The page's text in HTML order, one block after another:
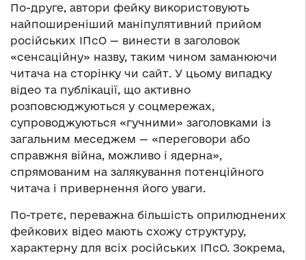
По-друге, автори фейку використовують
найпоширеніший маніпулятивний прийом
російських ІПсО — винести в заголовок
«сенсаційну» назву, таким чином заманюючи
читача на сторінку чи сайт. У цьому випадку
відео та публікації, що активно
розповсюджуються у соцмережах,
супроводжуються «гучними» заголовками із
загальним меседжем — «переговори або
справжня війна, можливо і ядерна»,
спрямованим на залякування потенційного
читача і привернення його уваги.
По-третє, переважна більшість оприлюднених
фейкових відео мають схожу структуру,
характерну для всіх російських ІПсО. Зокрема,